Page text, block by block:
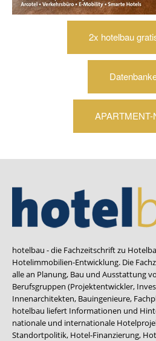
2x hotelbau
APARTMENT-
hotelbau - die Fachzeitschrift zu
Hotelimmobilien-Entwicklung. Die
alle an Planung, Bau und Ausstattung
Berufsgruppen (Projektentwickler,
Innenarchitekten, Bauingenieure,
hotelbau liefert Informationen und
nationale und internationale
Standortpolitik, Hotel-Finanzierung,